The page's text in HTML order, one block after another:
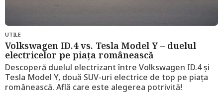
UTILE
Volkswagen ID.4 vs. Tesla Model Y – duelul
electricelor pe piața românească
Descoperă duelul electrizant între Volkswagen ID.4 și
Tesla Model Y, două SUV-uri electrice de top pe piața
românească. Află care este alegerea potrivită!